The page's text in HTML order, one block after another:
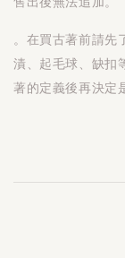
。在買古著前請先
漬、起毛球、缺扣
著的定義後再決定